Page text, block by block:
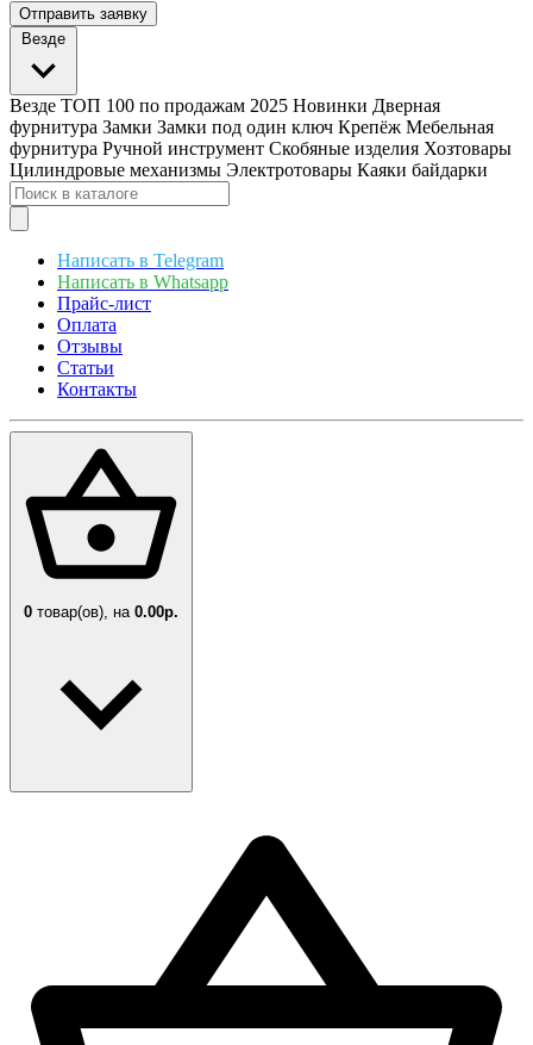
Отправить заявку
Везде
Везде ТОП 100 по продажам 2025 Новинки Дверная
фурнитура Замки Замки под один ключ Крепёж Мебельная
фурнитура Ручной инструмент Скобяные изделия Хозтовары
Цилиндровые механизмы Электротовары Каяки байдарки
Написать в Telegram
Написать в Whatsapp
Прайс-лист
Оплата
Отзывы
Статьи
Контакты
0 товар(ов), на 0.00р.